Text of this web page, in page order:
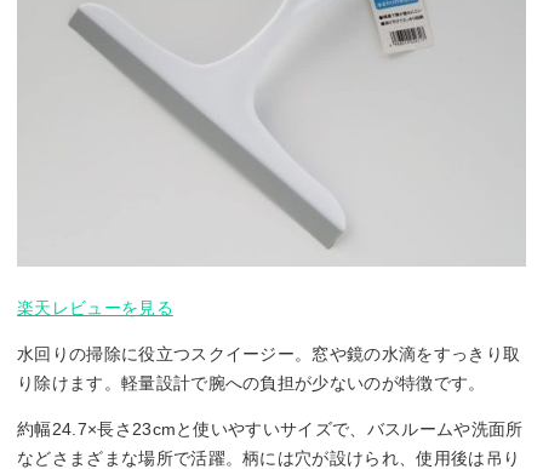
楽天レビューを見る
水回りの掃除に役立つスクイージー。窓や鏡の水滴をすっきり取
り除けます。軽量設計で腕への負担が少ないのが特徴です。
約幅24.7×長さ23cmと使いやすいサイズで、バスルームや洗面所
などさまざまな場所で活躍。柄には穴が設けられ、使用後は吊り